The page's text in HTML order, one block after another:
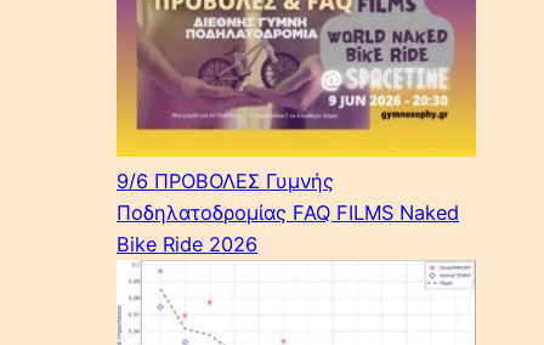
9/6 ΠΡΟΒΟΛΕΣ Γυμνής
Ποδηλατοδρομίας FAQ FILMS Naked
Bike Ride 2026